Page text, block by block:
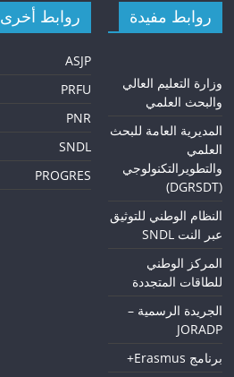
روابط مفيدة
وزارة التعليم العالي
والبحث العلمي
المديرية العامة للبحث
العلمي
والتطويرالتكنولوجي
(DGRSDT)
النظام الوطني للتوثيق
عبر النت SNDL
المركز الوطني
للطاقات المتجددة
الجريدة الرسمية –
JORADP
برنامج Erasmus+
روابط أخرى
ASJP
PRFU
PNR
SNDL
PROGRES